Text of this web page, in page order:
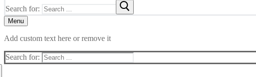
Search for:
Menu
Add custom text here or remove it
Search for: